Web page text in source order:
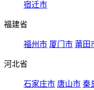
宿迁市
福建省
福州市 厦门市 莆田
河北省
石家庄市 唐山市 秦